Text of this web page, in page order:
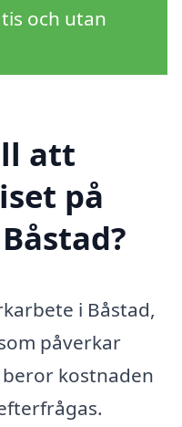
och utan
att
på
i Båstad,
påverkar
kostnaden